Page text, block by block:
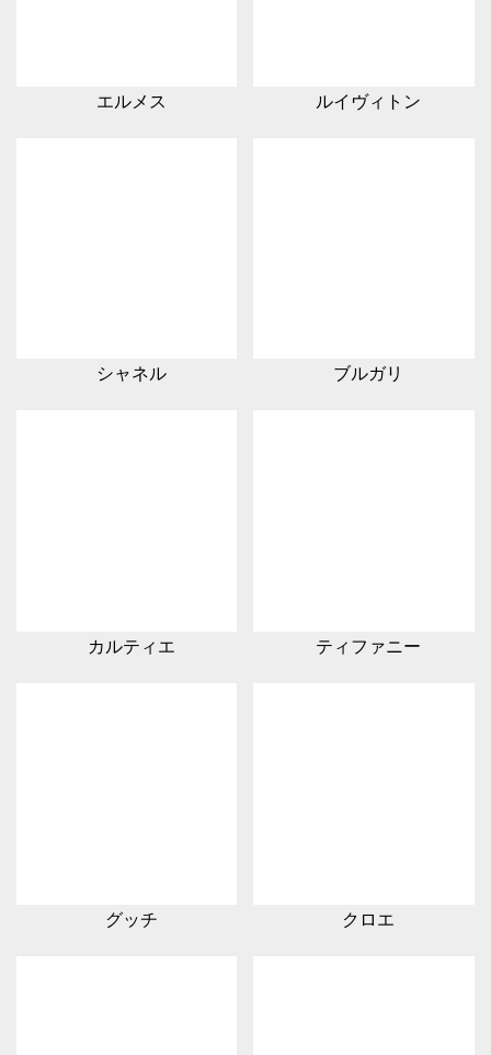
エルメス ルイヴィトン
シャネル ブルガリ
カルティエ ティファニー
グッチ クロエ